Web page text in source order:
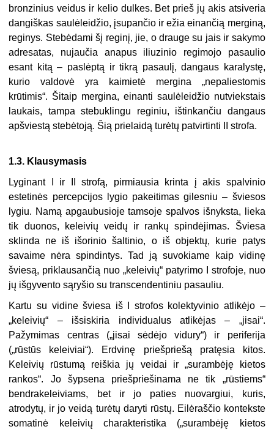
bronzinius veidus ir kelio dulkes. Bet prieš jų akis atsiveria
dangiškas saulėleidžio, įsupančio ir ežia einančią merginą,
reginys. Stebėdami šį reginį, jie, o drauge su jais ir sakymo
adresatas, nujaučia anapus iliuzinio regimojo pasaulio
esant kitą – paslėptą ir tikrą pasaulį, dangaus karalystę,
kurio valdovė yra kai­mietė mergina „nepaliestomis
krūtimis“. Šitaip mergina, einanti saulėleidžio nutviekstais
laukais, tampa stebuklingu reginiu, ištinkančiu dangaus
apšviestą stebėtoją. Šią prie­laidą turėtų patvirtinti II strofa.
1.3. Klausymasis
Lyginant I ir II strofą, pirmiausia krinta į akis spalvinio
estetinės percepcijos lygio pakeitimas gilesniu – šviesos
lygiu. Namą apgaubusioje tamsoje spalvos išnyksta, lieka
tik duonos, keleivių veidų ir rankų spindėjimas. Šviesa
sklinda ne iš išorinio šaltinio, o iš objektų, kurie patys
savaime nėra spindintys. Tad ją suvokiame kaip vidinę
šviesą, pri­klausančią nuo „keleivių“ patyrimo I strofoje, nuo
jų išgyvento sąryšio su transcendenti­niu pasauliu.
Kartu su vidine šviesa iš I strofos kolektyvinio atlikėjo –
„keleivių“ – išsiskiria indivi­dualus atlikėjas – „jisai“.
Pažymimas centras („jisai sėdėjo vidury“) ir periferija
(„rūstūs keleiviai“). Erdvinę priešpriešą pratęsia kitos.
Keleivių rūstumą reiškia jų veidai ir „su­rambėję kietos
rankos“. Jo šypsena priešpriešinama ne tik „rūstiems“
bendrakelei­viams, bet ir jo paties nuovargiui, kuris,
atrodytų, ir jo veidą turėtų daryti rūstų. Eilėraščio kontekste
somatinė keleivių charakteristika („surambėję kietos